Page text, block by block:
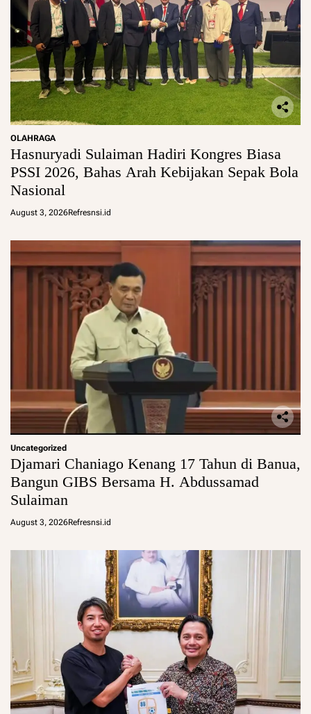
OLAHRAGA
Hasnuryadi Sulaiman Hadiri Kongres Biasa
PSSI 2026, Bahas Arah Kebijakan Sepak Bola
Nasional
August 3, 2026Refresnsi.id
Uncategorized
Djamari Chaniago Kenang 17 Tahun di Banua,
Bangun GIBS Bersama H. Abdussamad
Sulaiman
August 3, 2026Refresnsi.id